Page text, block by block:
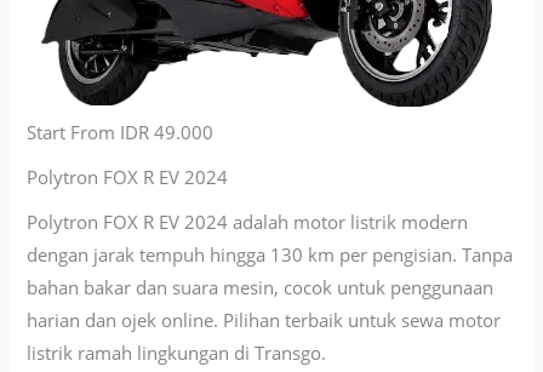
Start From IDR 49.000
Polytron FOX R EV 2024
Polytron FOX R EV 2024 adalah motor listrik modern
dengan jarak tempuh hingga 130 km per pengisian. Tanpa
bahan bakar dan suara mesin, cocok untuk penggunaan
harian dan ojek online. Pilihan terbaik untuk sewa motor
listrik ramah lingkungan di Transgo.